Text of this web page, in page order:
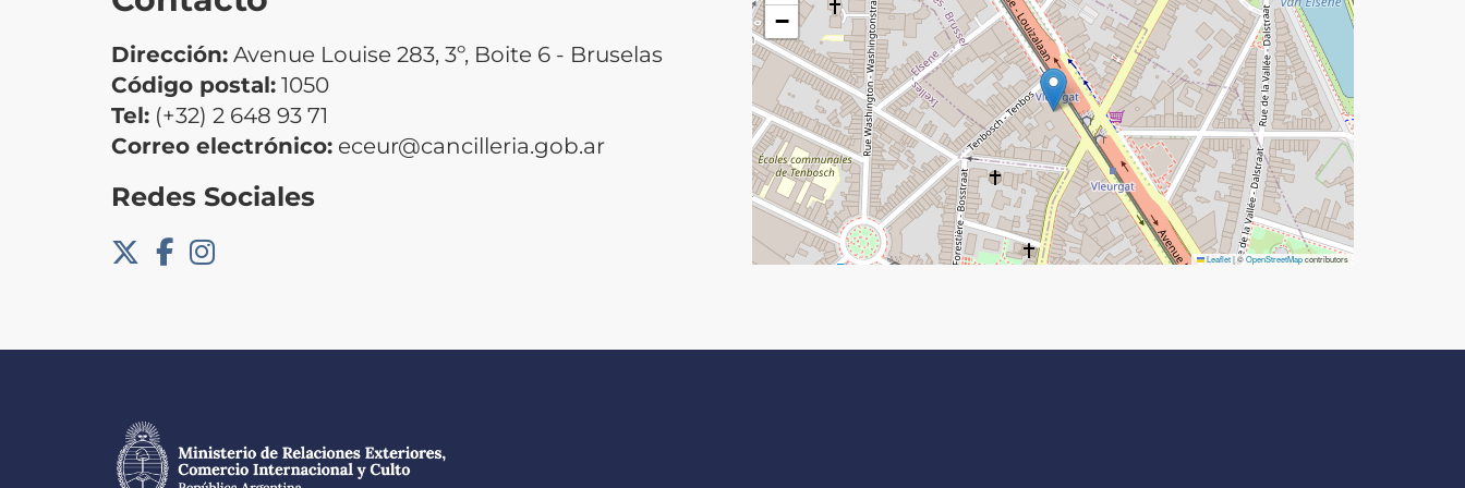
Dirección: Avenue Louise 283, 3º, Boite 6 - Bruselas
Código postal: 1050
Tel: (+32) 2 648 93 71
Correo electrónico: eceur@cancilleria.gob.ar
Redes Sociales
−
Leaflet|©OpenStreetMapcontributors